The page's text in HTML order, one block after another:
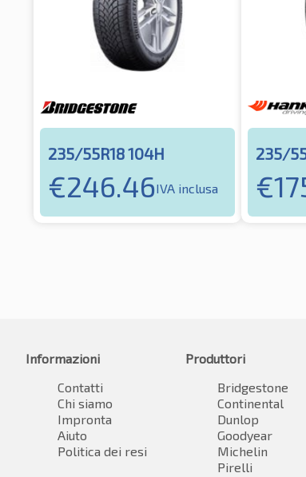
235/55R18 104H
€246.46IVA inclusa
235/
€
Informazioni
Contatti
Chi siamo
Impronta
Aiuto
Politica dei resi
Produttori
Bridgestone
Continental
Dunlop
Goodyear
Michelin
Pirelli